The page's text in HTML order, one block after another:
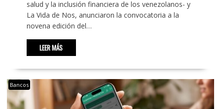
salud y la inclusión financiera de los venezolanos- y
La Vida de Nos, anunciaron la convocatoria a la
novena edición del…
LEER MÁS
Bancos